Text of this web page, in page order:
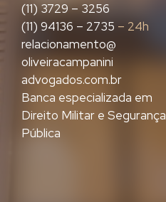
(11) 3729 – 3256
(11) 94136 – 2735 – 24h
relacionamento@
oliveiracampanini
advogados.com.br
Banca especializada em
Direito Militar e Segurança
Pública